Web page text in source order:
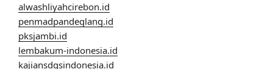
alwashliyahcirebon.id
penmadpandeglang.id
pksjambi.id
lembakum-indonesia.id
kajiansdgsindonesia.id